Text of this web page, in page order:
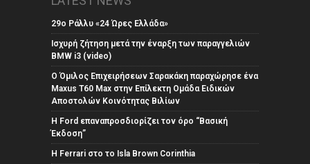
29ο Ράλλυ «24 Ώρες Ελλάδα»
Ισχυρή ζήτηση μετά την έναρξη των παραγγελιών
BMW i3 (video)
Ο Όμιλος Επιχειρήσεων Σαρακάκη παραχώρησε ένα
Maxus T60 Max στην Επίλεκτη Ομάδα Ειδικών
Αποστολών Κοινότητας Βιλίων
Η Ford επαναπροσδιορίζει τον όρο “Βασική
Έκδοση”
Η Ferrari στο το Isla Brown Corinthia